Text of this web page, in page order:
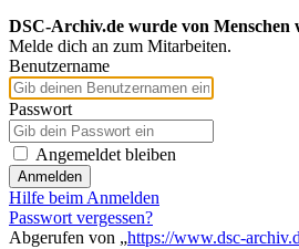
DSC-Archiv.de wurde von Menschen
Melde dich an zum Mitarbeiten.
Benutzername
Passwort
Angemeldet bleiben
Anmelden
Hilfe beim Anmelden
Passwort vergessen?
Abgerufen von „https://www.dsc-